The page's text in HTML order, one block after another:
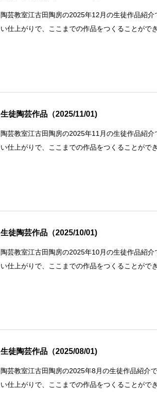
陶芸教室江古田陶房の2025年12月の生徒作品紹
い仕上がりで、ここまでの作品をつくることがで
生徒陶芸作品（2025/11/01)
陶芸教室江古田陶房の2025年11月の生徒作品紹
い仕上がりで、ここまでの作品をつくることがで
生徒陶芸作品（2025/10/01)
陶芸教室江古田陶房の2025年10月の生徒作品紹
い仕上がりで、ここまでの作品をつくることがで
生徒陶芸作品（2025/08/01)
陶芸教室江古田陶房の2025年8月の生徒作品紹介
い仕上がりで、ここまでの作品をつくることがで